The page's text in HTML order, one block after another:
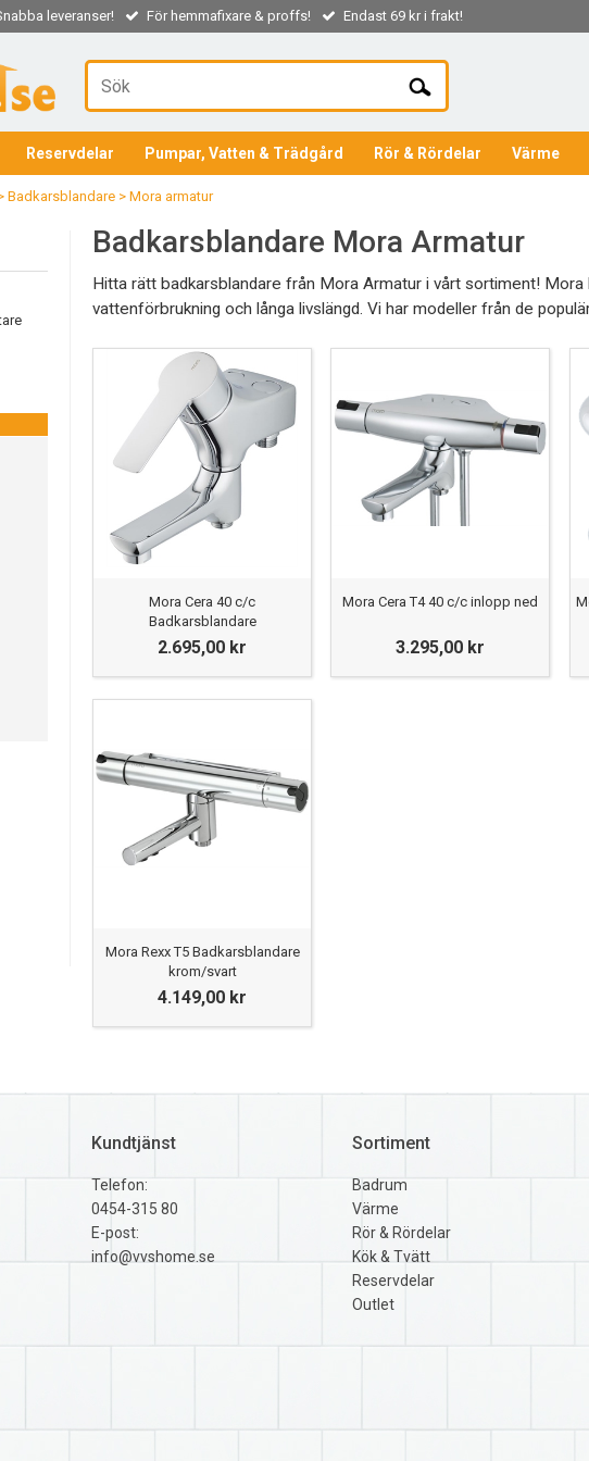
leveranser! För hemmafixare & proffs! Endast 69 kr i frakt!
Reservdelar Pumpar, Vatten & Trädgård Rör & Rördelar Värme
Badkarsblandare > Mora armatur
Badkarsblandare Mora Armatur
Hitta rätt badkarsblandare från Mora Armatur i vårt sortiment!
vattenförbrukning och långa livslängd. Vi har modeller från de
Mora Cera 40 c/c
Badkarsblandare
2.695,00 kr
Mora Cera T4 40 c/c inlopp ned
3.295,00 kr
Mora Rexx T5 Badkarsblandare
krom/svart
4.149,00 kr
Kundtjänst
Telefon:
0454-315 80
E-post:
info@vvshome.se
Sortiment
Badrum
Värme
Rör & Rördelar
Kök & Tvätt
Reservdelar
Outlet